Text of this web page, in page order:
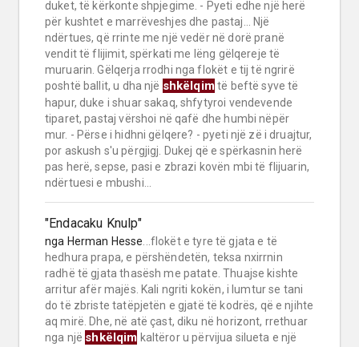
duket, të kërkonte shpjegime. - Pyeti edhe një herë
për kushtet e marrëveshjes dhe pastaj... Një
ndërtues, që rrinte me një vedër në dorë pranë
vendit të flijimit, spërkati me lëng gëlqereje të
muruarin. Gëlqerja rrodhi nga flokët e tij të ngrirë
poshtë ballit, u dha një shkëlqimtë beftë syve të
hapur, duke i shuar sakaq, shfytyroi vendevende
tiparet, pastaj vërshoi në qafë dhe humbi nëpër
mur. - Përse i hidhni gëlqere? - pyeti një zë i druajtur,
por askush s'u përgjigj. Dukej që e spërkasnin herë
pas herë, sepse, pasi e zbrazi kovën mbi të flijuarin,
ndërtuesi e mbushi...
"Endacaku Knulp"
nga Herman Hesse ...flokët e tyre të gjata e të
hedhura prapa, e përshëndetën, teksa nxirrnin
radhë të gjata thasësh me patate. Thuajse kishte
arritur afër majës. Kali ngriti kokën, i lumtur se tani
do të zbriste tatëpjetën e gjatë të kodrës, që e njihte
aq mirë. Dhe, në atë çast, diku në horizont, rrethuar
nga një shkëlqim kaltëror u përvijua silueta e një